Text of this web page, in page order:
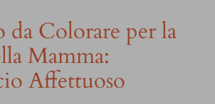
da Colorare per la
Mamma:
Affettuoso